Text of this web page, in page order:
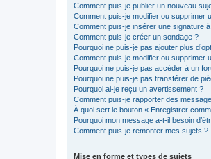
Comment puis-je publier un nouveau
Comment puis-je modifier ou supprimer
Comment puis-je insérer une signature
Comment puis-je créer un sondage ?
Pourquoi ne puis-je pas ajouter plus
Comment puis-je modifier ou supprimer
Pourquoi ne puis-je pas accéder à un
Pourquoi ne puis-je pas transférer de
Pourquoi ai-je reçu un avertissement ?
Comment puis-je rapporter des
À quoi sert le bouton « Enregistrer
Pourquoi mon message a-t-il besoin
Comment puis-je remonter mes sujets ?
Mise en forme et types de sujets